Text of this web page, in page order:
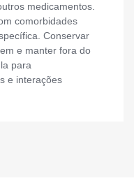
medicamentos.
comorbidades
Conservar
e manter fora do
para
e interações